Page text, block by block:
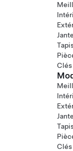
Clés
Clés